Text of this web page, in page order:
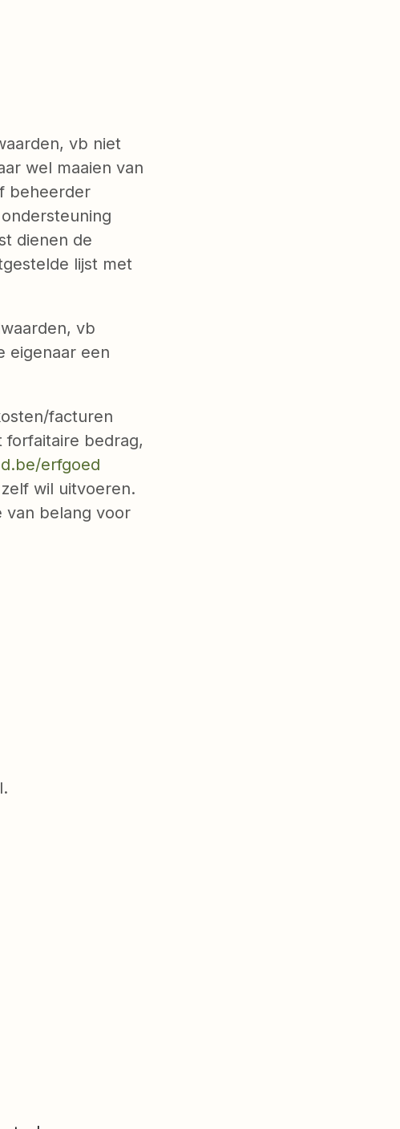
vb niet
wel maaien van
beheerder
dienen de
lijst met
vb
eigenaar een
facturen
forfaitaire bedrag,
erfgoed
wil uitvoeren.
van belang voor